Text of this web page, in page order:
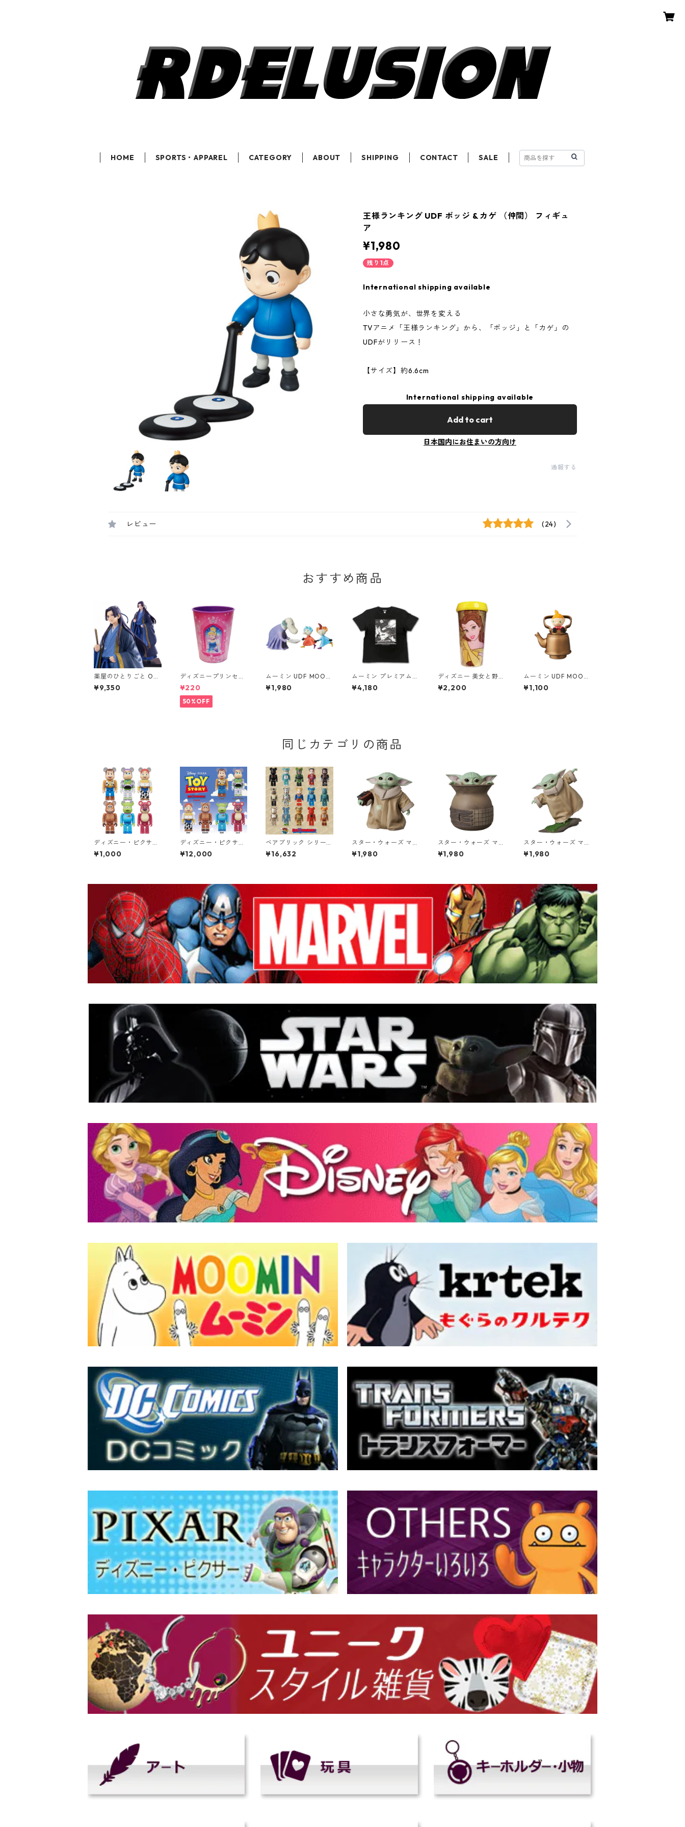
HOME SPORTS・APPAREL CATEGORY ABOUT SHIPPING CONTACT SALE
王様ランキング UDF ボッジ & カゲ （仲間） フィギュ
ア
¥1,980
残り1点
International shipping available
小さな勇気が、世界を変える
TVアニメ「王様ランキング」から、「ボッジ」と「カゲ」の
UDFがリリース！
【サイズ】約6.6cm
International shipping available
Add to cart
日本国内にお住まいの方向け
通報する
レビュー (24)
おすすめ商品
薬屋のひとりごと OSH
I WORKS 壬氏 フィギ
ュア ジンシ 推しワー
¥9,350
ディズニープリンセス
VIP パーティーカップ
コップ DISNEY
¥220
50%OFF
ムーミン UDF MOOMI
N ヘムレンさんとトフ
スランとビフスラン フ
¥1,980
ムーミン プレミアムT
シャツ たのしい ブラ
ック 飛行おに 80th 小
¥4,180
ディズニー 美女と野獣
ベル グリッタートラベ
ルマグ タンブラー DIS
¥2,200
ムーミン UDF MOOMI
N リトルミイ&薬缶 フ
ィギュア
¥1,100
同じカテゴリの商品
ディズニー・ピクサー
ベアブリック BE@RBR
ICK CHASE TOY STOR
¥1,000
ディズニー・ピクサー
ベアブリック BE@RBR
ICK CHASE TOY STOR
¥12,000
ベアブリック シリーズ
52 フィギュア 24個入
り カートン BE@RBRI
¥16,632
スター・ウォーズ マン
ダロリアン UDF GRO
GU Gauntlet フィギ
¥1,980
スター・ウォーズ マン
ダロリアン UDF GRO
GU Hiding in a pot フ
¥1,980
スター・ウォーズ マン
ダロリアン UDF GRO
GU Balance training
ヨーダ
¥1,980